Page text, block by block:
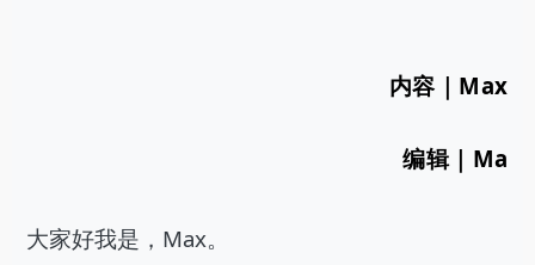
内容｜Max
编辑｜Ma
大家好我是，Max。